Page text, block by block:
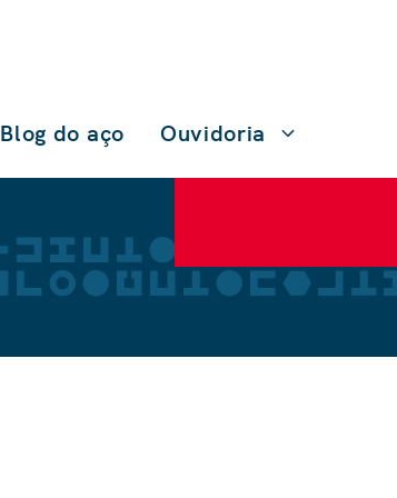
Blog do aço Ouvidoria